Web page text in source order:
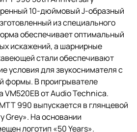
10-дюймовый J-образный
из специального
обеспечивает оптимальный
искажений, а шарнирные
стали обеспечивают
условия для звукоснимателя с
формы. В проигрывателе
VM520EB от Audio Technica.
990 выпускается в глянцевой
Grey». На основании
логотип «50 Years».